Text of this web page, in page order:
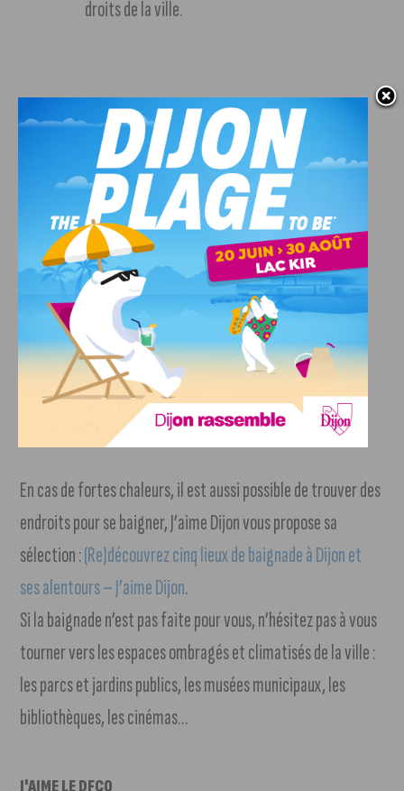
droits de la ville.
En cas de fortes chaleurs, il est aussi possible de trouver des
endroits pour se baigner, J’aime Dijon vous propose sa
sélection :(Re)découvrez cinq lieux de baignade à Dijon et
ses alentours – J’aime Dijon.
Si la baignade n’est pas faite pour vous, n’hésitez pas à vous
tourner vers les espaces ombragés et climatisés de la ville :
les parcs et jardins publics, les musées municipaux, les
bibliothèques, les cinémas…
J'AIME LE DFCO